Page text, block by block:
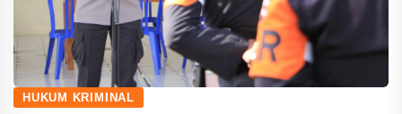
HUKUM KRIMINAL